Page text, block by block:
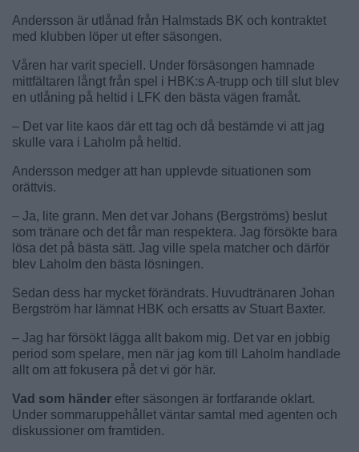
Andersson är utlånad från Halmstads BK och kontraktet
med klubben löper ut efter säsongen.
Våren har varit speciell. Under försäsongen hamnade
mittfältaren långt från spel i HBK:s A-trupp och till slut blev
en utlåning på heltid i LFK den bästa vägen framåt.
– Det var lite kaos där ett tag och då bestämde vi att jag
skulle vara i Laholm på heltid.
Andersson medger att han upplevde situationen som
orättvis.
– Ja, lite grann. Men det var Johans (Bergströms) beslut
som tränare och det får man respektera. Jag försökte bara
lösa det på bästa sätt. Jag ville spela matcher och därför
blev Laholm den bästa lösningen.
Sedan dess har mycket förändrats. Huvudtränaren Johan
Bergström har lämnat HBK och ersatts av Stuart Baxter.
– Jag har försökt lägga allt bakom mig. Det var en jobbig
period som spelare, men när jag kom till Laholm handlade
allt om att fokusera på det vi gör här.
Vad som händer efter säsongen är fortfarande oklart.
Under sommaruppehållet väntar samtal med agenten och
diskussioner om framtiden.